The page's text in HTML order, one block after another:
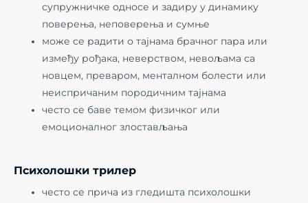
супружничке односе и задиру у динамику
поверења, неповерења и сумње
може се радити о тајнама брачног пара или
између рођака, неверством, невољама са
новцем, преваром, менталном болести или
неиспричаним породичним тајнама
често се баве темом физичког или
емоционалног злостављања
Психолошки трилер
често се прича из гледишта психолошки